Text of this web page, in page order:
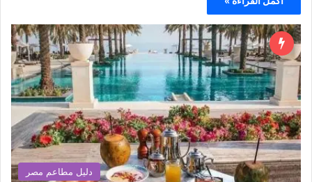
دليل مطاعم مصر